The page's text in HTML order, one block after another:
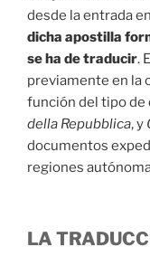
desde la entrada
dicha apostilla
se ha de traducir.
previamente en la
función del tipo de
della Repubblica, y
documentos
regiones
LA